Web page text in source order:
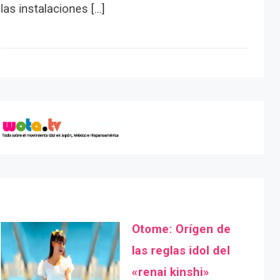
las instalaciones […]
Otome: Orígen de
las reglas idol del
«renai kinshi»